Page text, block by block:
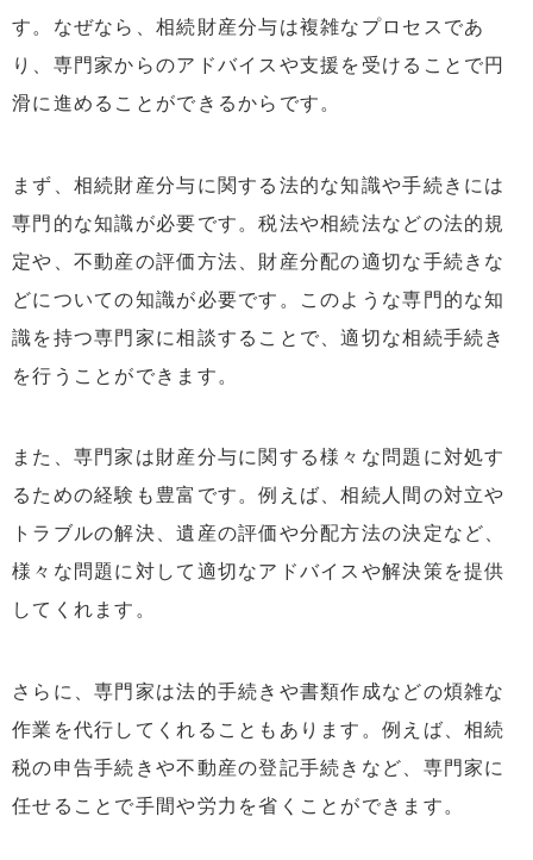
す。なぜなら、相続財産分与は複雑なプロセスであ
り、専門家からのアドバイスや支援を受けることで円
滑に進めることができるからです。
まず、相続財産分与に関する法的な知識や手続きには
専門的な知識が必要です。税法や相続法などの法的規
定や、不動産の評価方法、財産分配の適切な手続きな
どについての知識が必要です。このような専門的な知
識を持つ専門家に相談することで、適切な相続手続き
を行うことができます。
また、専門家は財産分与に関する様々な問題に対処す
るための経験も豊富です。例えば、相続人間の対立や
トラブルの解決、遺産の評価や分配方法の決定など、
様々な問題に対して適切なアドバイスや解決策を提供
してくれます。
さらに、専門家は法的手続きや書類作成などの煩雑な
作業を代行してくれることもあります。例えば、相続
税の申告手続きや不動産の登記手続きなど、専門家に
任せることで手間や労力を省くことができます。